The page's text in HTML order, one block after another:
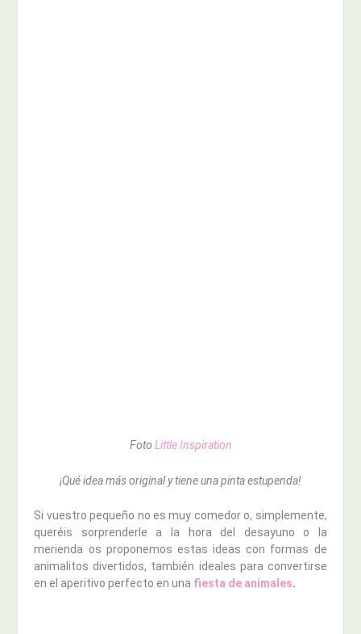
Foto Little Inspiration
¡Qué idea más original y tiene una pinta estupenda!
Si vuestro pequeño no es muy comedor o, simplemente,
queréis sorprenderle a la hora del desayuno o la
merienda os proponemos estas ideas con formas de
animalitos divertidos, también ideales para convertirse
en el aperitivo perfecto en una fiesta de animales.